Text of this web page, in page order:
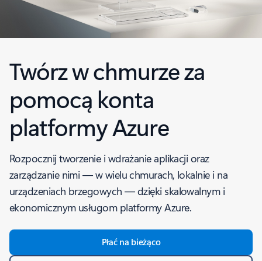
Twórz w chmurze za
pomocą konta
platformy Azure
Rozpocznij tworzenie i wdrażanie aplikacji oraz
zarządzanie nimi — w wielu chmurach, lokalnie i na
urządzeniach brzegowych — dzięki skalowalnym i
ekonomicznym usługom platformy Azure.
Płać na bieżąco